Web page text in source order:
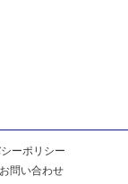
ーポリシー
お問い合わせ